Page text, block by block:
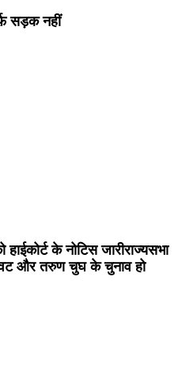
सड़क नहीं
के नोटिस जारीराज्यसभा
और तरुण चुघ के चुनाव हो